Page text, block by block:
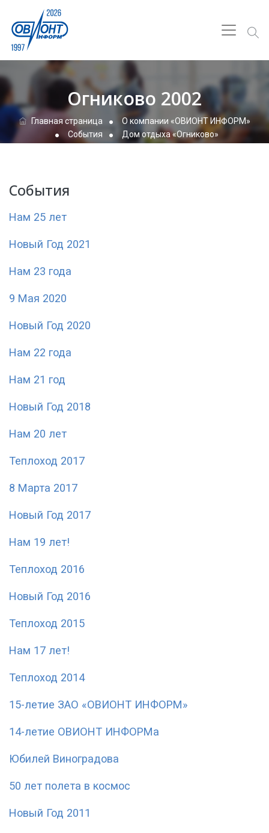
Огниково 2002
Главная страница
О компании «ОВИОНТ ИНФОРМ»
События
Дом отдыха «Огниково»
События
Нам 25 лет
Новый Год 2021
Нам 23 года
9 Мая 2020
Новый Год 2020
Нам 22 года
Нам 21 год
Новый Год 2018
Нам 20 лет
Теплоход 2017
8 Марта 2017
Новый Год 2017
Нам 19 лет!
Теплоход 2016
Новый Год 2016
Теплоход 2015
Нам 17 лет!
Теплоход 2014
15-летие ЗАО «ОВИОНТ ИНФОРМ»
14-летие ОВИОНТ ИНФОРМа
Юбилей Виноградова
50 лет полета в космос
Новый Год 2011